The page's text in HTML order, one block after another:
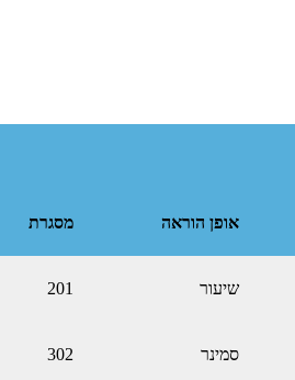
אופן הוראה מסגרת
שיעור 201
סמינר 302